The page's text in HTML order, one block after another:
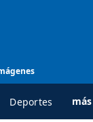
Deportes